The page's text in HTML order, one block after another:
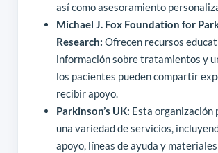
así como asesoramiento
Michael J. Fox Foundation for
Research: Ofrecen recursos
información sobre tratamientos y
los pacientes pueden compartir
recibir apoyo.
Parkinson’s UK: Esta organización
una variedad de servicios,
apoyo, líneas de ayuda y